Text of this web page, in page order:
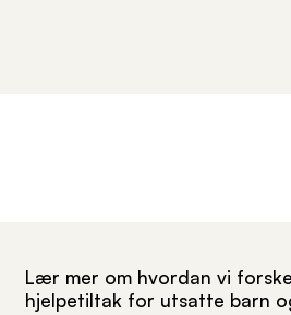
Lær mer om hvordan vi
hjelpetiltak for utsatte barn